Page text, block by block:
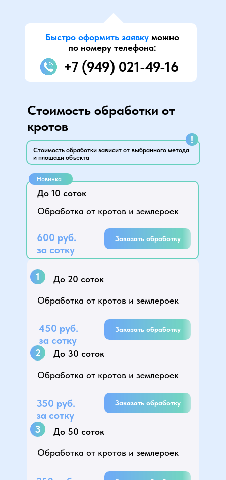
+7 (949) 021-49-16
Быстро оформить заявкуможно
по номеру телефона:
Стоимость обработки от
кротов
Заказать обработку
Заказать обработку
Заказать обработку
До 10 соток
600 руб.
за сотку
До 20 соток
До 30 соток
Обработка от кротов и землероек
Обработка от кротов и землероек
Обработка от кротов и землероек
Обработка от кротов и землероек
450 руб.
за сотку
350 руб.
за сотку
До 50 соток
Стоимость обработки зависит от выбранного метода
и площади объекта
!
1
2
3
Новинка